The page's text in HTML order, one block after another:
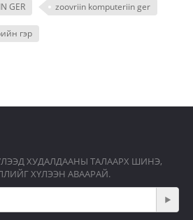
GER zoovriin komputeriin ger
гэр
ХУДАЛДААНЫ ТАЛААРХ ШИНЭ,
ХҮЛЭЭН АВААРАЙ.